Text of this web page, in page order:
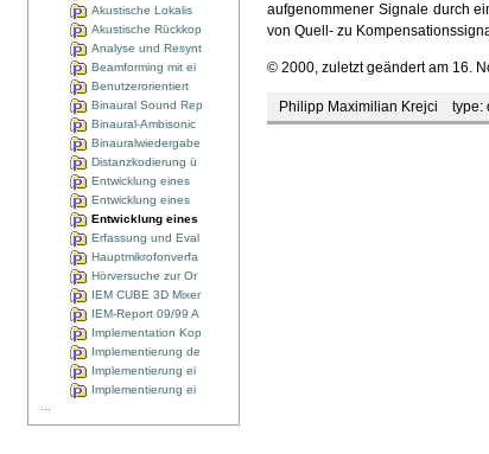
Akustische Lokalis
Akustische Rückkop
Analyse und Resynt
Beamforming mit ei
Benutzerorientiert
Binaural Sound Rep
Binaural-Ambisonic
Binauralwiedergabe
Distanzkodierung ü
Entwicklung eines
Entwicklung eines
Entwicklung eines
Erfassung und Eval
Hauptmikrofonverfa
Hörversuche zur Or
IEM CUBE 3D Mixer
IEM-Report 09/99 A
Implementation Kop
Implementierung de
Implementierung ei
Implementierung ei
aufgenommener Signale durch
von Quell- zu
© 2000, zuletzt geändert am 16.
Philipp Maximilian Krejci type: